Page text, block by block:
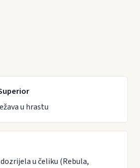
u hrastu
u čeliku (Rebula,